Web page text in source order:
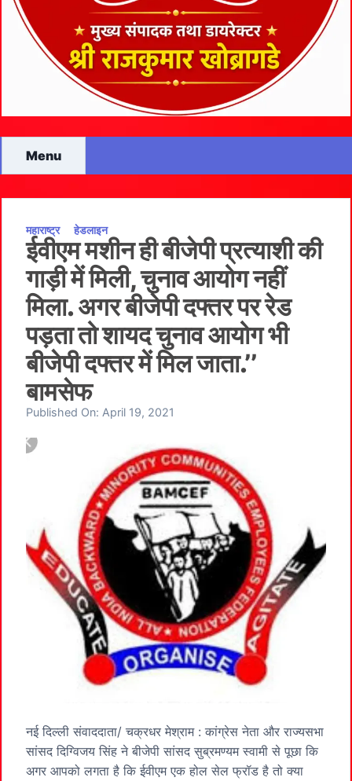
Menu
महाराष्ट्र हेडलाइन
ईवीएम मशीन ही बीजेपी प्रत्याशी की
गाड़ी में मिली, चुनाव आयोग नहीं
मिला. अगर बीजेपी दफ्तर पर रेड
पड़ता तो शायद चुनाव आयोग भी
बीजेपी दफ्तर में मिल जाता.’’
बामसेफ
Published On: April 19, 2021
नई दिल्ली संवाददाता/ चक्रधर मेश्राम : कांग्रेस नेता और राज्यसभा
सांसद दिग्विजय सिंह ने बीजेपी सांसद सुब्रमण्यम स्वामी से पूछा कि
अगर आपको लगता है कि ईवीएम एक होल सेल फ्रॉड है तो क्या